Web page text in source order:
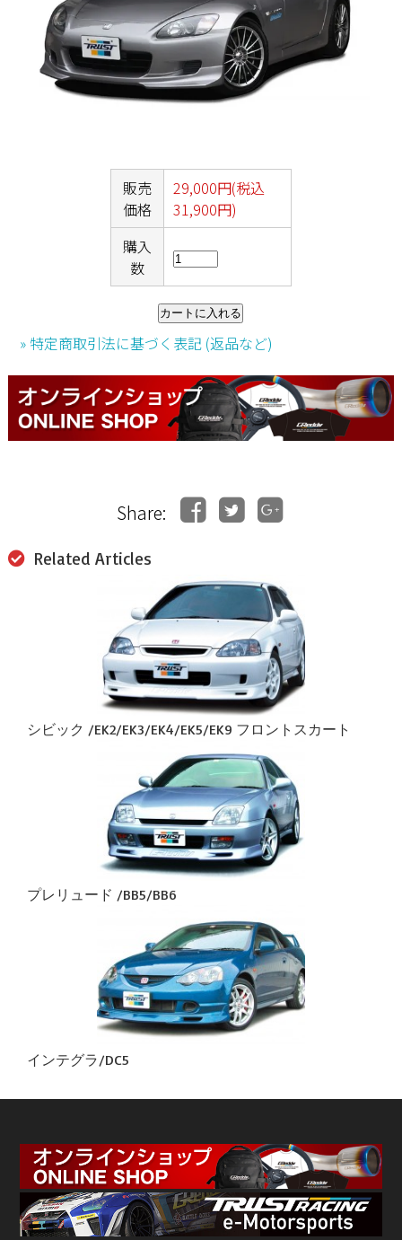
販売
価格
29,000円(税込
31,900円)
購入
数
» 特定商取引法に基づく表記 (返品など)
Share:
Related Articles
シビック /EK2/EK3/EK4/EK5/EK9 フロントスカート
プレリュード /BB5/BB6
インテグラ/DC5